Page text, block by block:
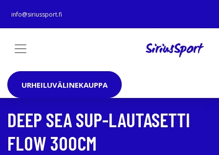
info@siriussport.fi
URHEILUVÄLINEKAUPPA
DEEP SEA SUP-LAUTASETTI
FLOW 300CM